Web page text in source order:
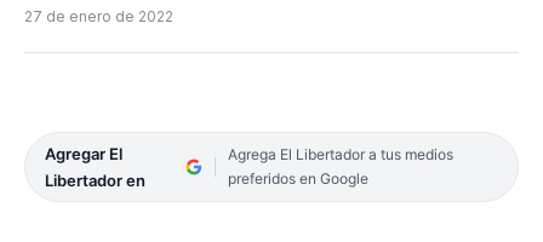
27 de enero de 2022
Agregar El
Libertador en
Agrega El Libertador a tus medios
preferidos en Google